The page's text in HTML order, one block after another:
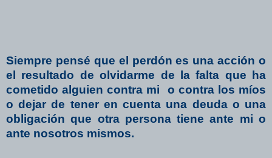
Siempre pensé que el perdón es una acción o
el resultado de olvidarme de la falta que ha
cometido alguien contra mi
o contra los míos
o dejar de tener en cuenta una deuda o una
obligación que otra persona tiene ante mi o
ante nosotros mismos.